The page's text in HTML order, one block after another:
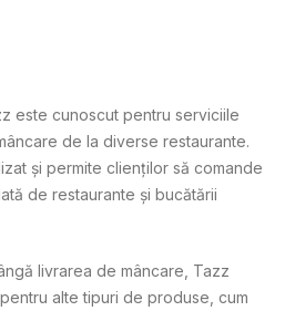
este cunoscut pentru serviciile
de la diverse restaurante.
și permite clienților să comande
de restaurante și bucătării
livrarea de mâncare, Tazz
alte tipuri de produse, cum